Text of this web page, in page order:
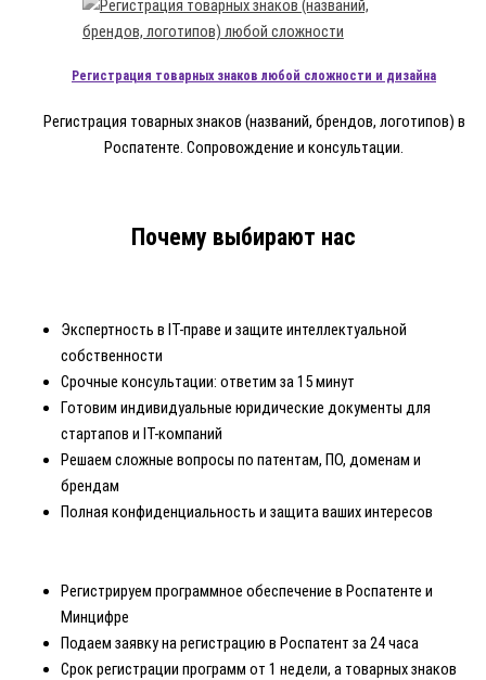
Регистрация товарных знаков любой сложности и дизайна
Регистрация товарных знаков (названий, брендов, логотипов) в
Роспатенте. Сопровождение и консультации.
Почему выбирают нас
Экспертность в IT-праве и защите интеллектуальной
собственности
Срочные консультации: ответим за 15 минут
Готовим индивидуальные юридические документы для
стартапов и IT-компаний
Решаем сложные вопросы по патентам, ПО, доменам и
брендам
Полная конфиденциальность и защита ваших интересов
Регистрируем программное обеспечение в Роспатенте и
Минцифре
Подаем заявку на регистрацию в Роспатент за 24 часа
Срок регистрации программ от 1 недели, а товарных знаков